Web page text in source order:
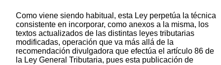
Como viene siendo habitual, esta Ley perpetúa la técnica
consistente en incorporar, como anexos a la misma, los
textos actualizados de las distintas leyes tributarias
modificadas, operación que va más allá de la
recomendación divulgadora que efectúa el artículo 86 de
la Ley General Tributaria, pues esta publicación de